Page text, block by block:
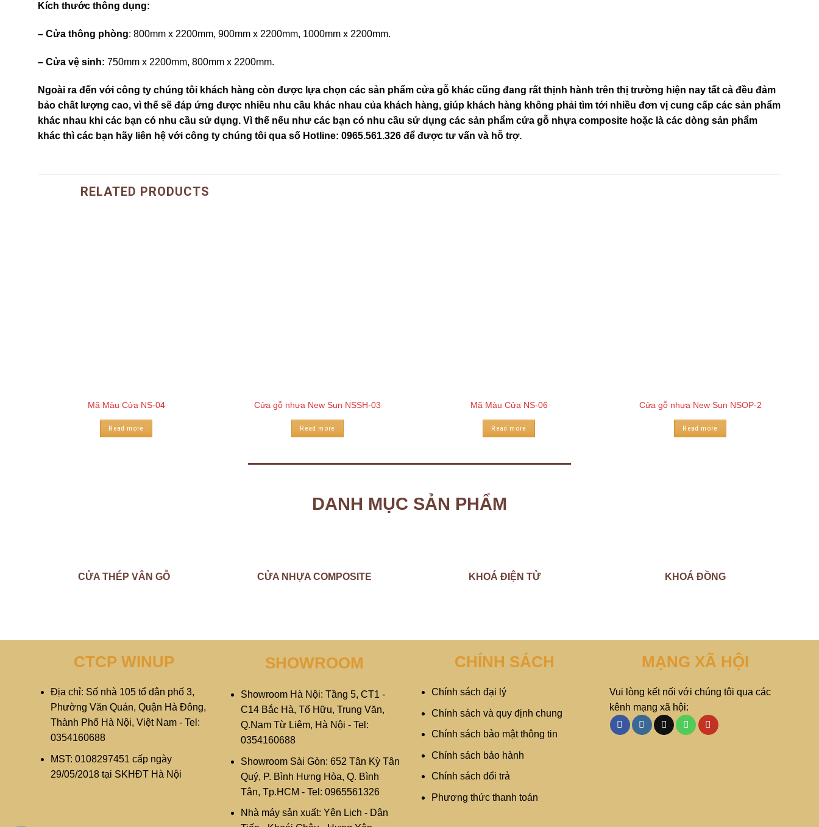
Kích thước thông dụng:
– Cửa thông phòng: 800mm x 2200mm, 900mm x 2200mm, 1000mm x 2200mm.
– Cửa vệ sinh: 750mm x 2200mm, 800mm x 2200mm.
Ngoài ra đến với công ty chúng tôi khách hàng còn được lựa chọn các sản phẩm cửa gỗ khác cũng đang rất thịnh hành trên thị trường hiện nay tất cả đều đảm
bảo chất lượng cao, vì thế sẽ đáp ứng được nhiều nhu cầu khác nhau của khách hàng, giúp khách hàng không phải tìm tới nhiều đơn vị cung cấp các sản phẩm
khác nhau khi các bạn có nhu cầu sử dụng. Vì thế nếu như các bạn có nhu cầu sử dụng các sản phẩm cửa gỗ nhựa composite hoặc là các dòng sản phẩm
khác thì các bạn hãy liên hệ với công ty chúng tôi qua số Hotline: 0965.561.326 để được tư vấn và hỗ trợ.
RELATED PRODUCTS
Mã Màu Cửa NS-04
Read more
Cửa gỗ nhựa New Sun NSSH-03
Read more
Mã Màu Cửa NS-06
Read more
Cửa gỗ nhựa New Sun NSOP-2
Read more
DANH MỤC SẢN PHẨM
CỬA THÉP VÂN GỖ CỬA NHỰA COMPOSITE KHOÁ ĐIỆN TỬ KHOÁ ĐỒNG
CTCP WINUP
Địa chỉ: Số nhà 105 tổ dân phố 3,
Phường Văn Quán, Quận Hà Đông,
Thành Phố Hà Nội, Việt Nam - Tel:
0354160688
MST: 0108297451 cấp ngày
29/05/2018 tại SKHĐT Hà Nội
SHOWROOM
Showroom Hà Nội: Tầng 5, CT1 -
C14 Bắc Hà, Tố Hữu, Trung Văn,
Q.Nam Từ Liêm, Hà Nội - Tel:
0354160688
Showroom Sài Gòn: 652 Tân Kỳ Tân
Quý, P. Bình Hưng Hòa, Q. Bình
Tân, Tp.HCM - Tel: 0965561326
Nhà máy sản xuất: Yên Lịch - Dân
CHÍNH SÁCH
Chính sách đại lý
Chính sách và quy định chung
Chính sách bảo mật thông tin
Chính sách bảo hành
Chính sách đổi trả
Phương thức thanh toán
MẠNG XÃ HỘI
Vui lòng kết nối với chúng tôi qua các
kênh mạng xã hội: